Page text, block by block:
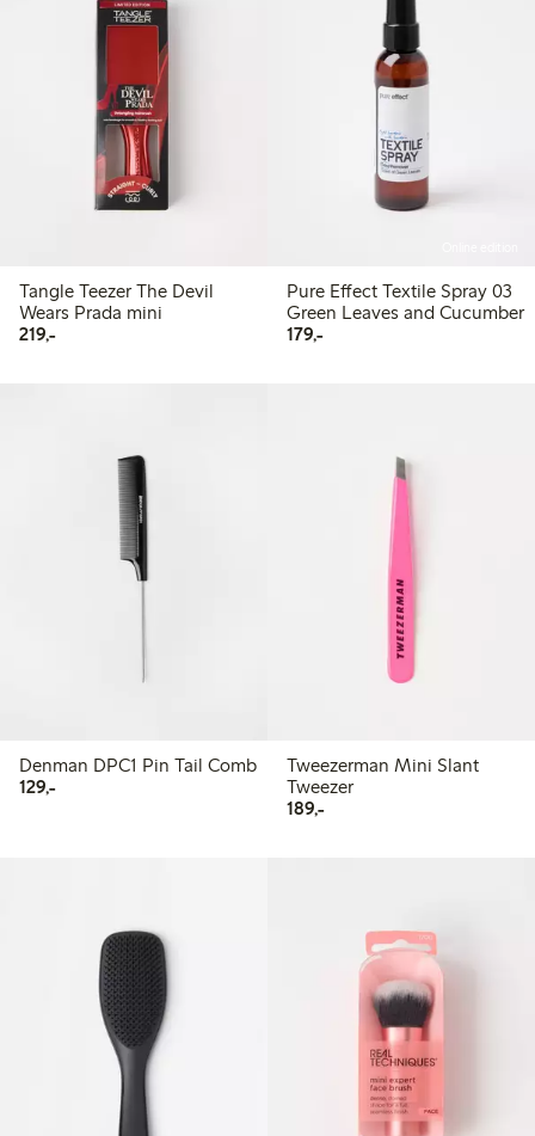
Tangle Teezer The Devil
Wears Prada mini
219,-219,00 kr
Pure Effect Textile Spray 03
Green Leaves and Cucumber
179,-179,00 kr
Denman DPC1 Pin Tail Comb
129,-129,00 kr
Tweezerman Mini Slant
Tweezer
189,-189,00 kr